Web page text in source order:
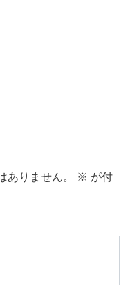
ありません。 ※ が付